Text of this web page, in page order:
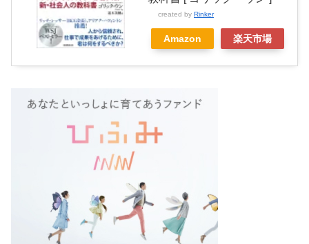
created by Rinker
Amazon 楽天市場